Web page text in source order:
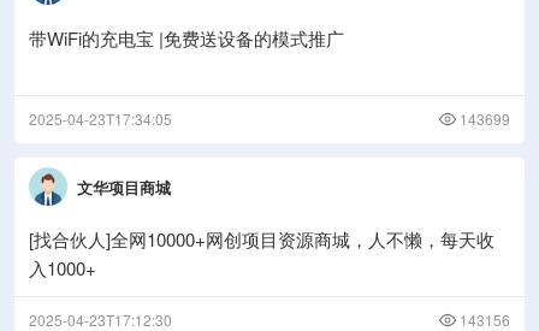
带WiFi的充电宝 |免费送设备的模式推广
2025-04-23T17:34:05 143699
文华项目商城
[找合伙人]全网10000+网创项目资源商城，人不懒，每天收
入1000+
2025-04-23T17:12:30 143156